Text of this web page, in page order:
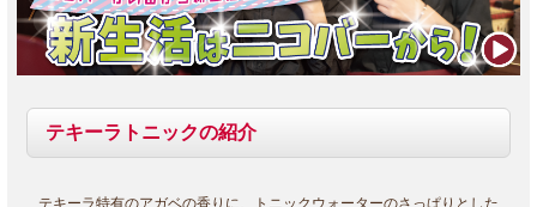
テキーラトニックの紹介
テキーラ特有のアガベの香りに、トニックウォーターのさっぱりとした